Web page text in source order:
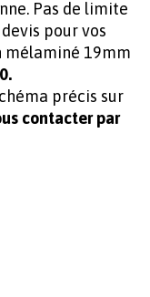
Pas de limite
pour vos
mélaminé 19mm
précis sur
contacter par